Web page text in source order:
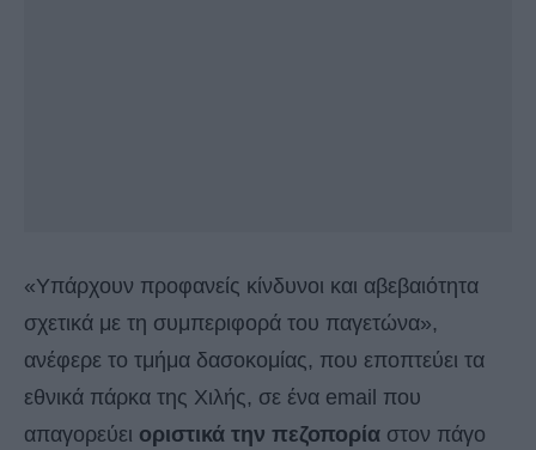
«Υπάρχουν προφανείς κίνδυνοι και αβεβαιότητα
σχετικά με τη συμπεριφορά του παγετώνα»,
ανέφερε το τμήμα δασοκομίας, που εποπτεύει τα
εθνικά πάρκα της Χιλής, σε ένα email που
απαγορεύει οριστικά την πεζοπορία στον πάγο